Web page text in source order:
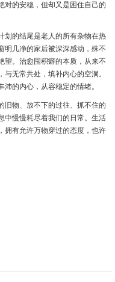
对的安稳，但却又是困住自己的
划的结尾是老人的所有杂物在热
明几净的家后被深深感动，殊不
望。治愈囤积癖的本质，从来不
无常共处，填补内心的空洞。
的内心，从容稳定的情绪。
旧物、放不下的过往、抓不住的
中慢慢耗尽着我们的日常。生活
拥有允许万物穿过的态度，也许